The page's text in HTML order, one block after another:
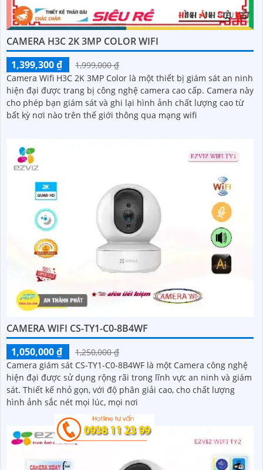
CAMERA H3C 2K 3MP COLOR WIFI
1,399,300 ₫
1,999,000 ₫
Camera Wifi H3C 2K 3MP Color là một thiết bị giám sát an ninh
hiện đại được trang bị công nghệ camera cao cấp. Camera này
cho phép bạn giám sát và ghi lại hình ảnh chất lượng cao từ
bất kỳ nơi nào trên thế giới thông qua mạng wifi
CAMERA WIFI CS-TY1-C0-8B4WF
1,050,000 ₫
1,250,000 ₫
Camera giám sát CS-TY1-C0-8B4WF là một Camera công nghệ
hiện đại được sử dụng rộng rãi trong lĩnh vực an ninh và giám
sát. Thiết kế nhỏ gọn, với độ phân giải cao, cho chất lượng
hình ảnh sắc nét mọi lúc, mọi nơi